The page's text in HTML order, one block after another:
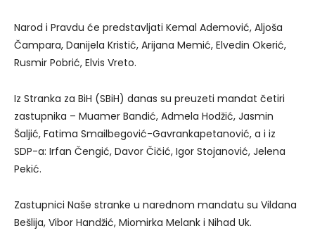
Narod i Pravdu će predstavljati Kemal Ademović, Aljoša
Čampara, Danijela Kristić, Arijana Memić, Elvedin Okerić,
Rusmir Pobrić, Elvis Vreto.
Iz Stranka za BiH (SBiH) danas su preuzeti mandat četiri
zastupnika – Muamer Bandić, Admela Hodžić, Jasmin
Šaljić, Fatima Smailbegović-Gavrankapetanović, a i iz
SDP-a: Irfan Čengić, Davor Čičić, Igor Stojanović, Jelena
Pekić.
Zastupnici Naše stranke u narednom mandatu su Vildana
Bešlija, Vibor Handžić, Miomirka Melank i Nihad Uk.